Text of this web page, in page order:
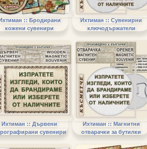
:: Бродирани
кожени сувенири
Ихтиман :: Сувенирни
ключодържатели
Ихтиман :: Дървени
сувенири
Ихтиман :: Магнитни
отварачки за бутилки